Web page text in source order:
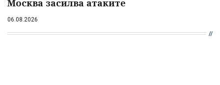
Москва засилва атаките
06.08.2026